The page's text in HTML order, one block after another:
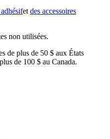
et des accessoires
non utilisées.
de plus de 50 $ aux États
de 100 $ au Canada.